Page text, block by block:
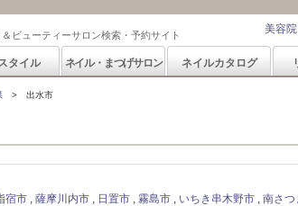
ビューティーサロン検索・予約サイト 美容
タイル ネイル・まつげサロン ネイルカタログ
出水市
宿市 薩摩川内市 日置市 霧島市 いちき串木野市 南さつ